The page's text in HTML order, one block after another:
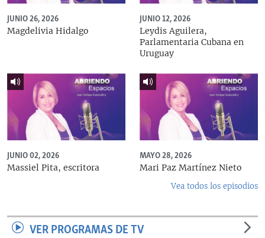
JUNIO 26, 2026
Magdelivia Hidalgo
JUNIO 12, 2026
Leydis Aguilera,
Parlamentaria Cubana en
Uruguay
JUNIO 02, 2026
Massiel Pita, escritora
MAYO 28, 2026
Mari Paz Martínez Nieto
Vea todos los episodios
VER PROGRAMAS DE TV